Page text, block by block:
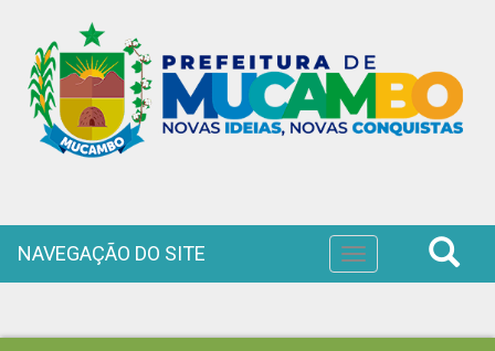
Toggle
navigation
NAVEGAÇÃO DO SITE